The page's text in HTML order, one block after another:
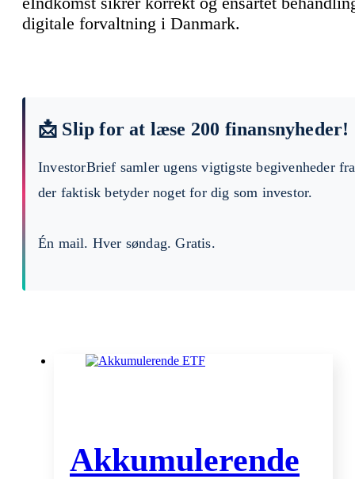
digitale forvaltning i Danmark.
📩 Slip for at læse 200 finansnyheder!
InvestorBrief samler ugens vigtigste begivenheder
der faktisk betyder noget for dig som investor.
Én mail. Hver søndag. Gratis.
Akkumulerende